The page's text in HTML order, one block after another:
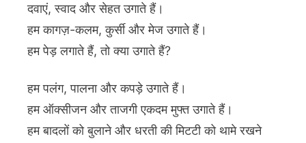
दवाएं, स्वाद और सेहत उगाते हैं।
हम कागज़-कलम, कुर्सी और मेज उगाते हैं।
हम पेड़ लगाते हैं, तो क्या उगाते हैं?
हम पलंग, पालना और कपड़े उगाते हैं।
हम ऑक्सीजन और ताजगी एकदम मुफ्त उगाते हैं।
हम बादलों को बुलाने और धरती की मिटटी को थामे रखने